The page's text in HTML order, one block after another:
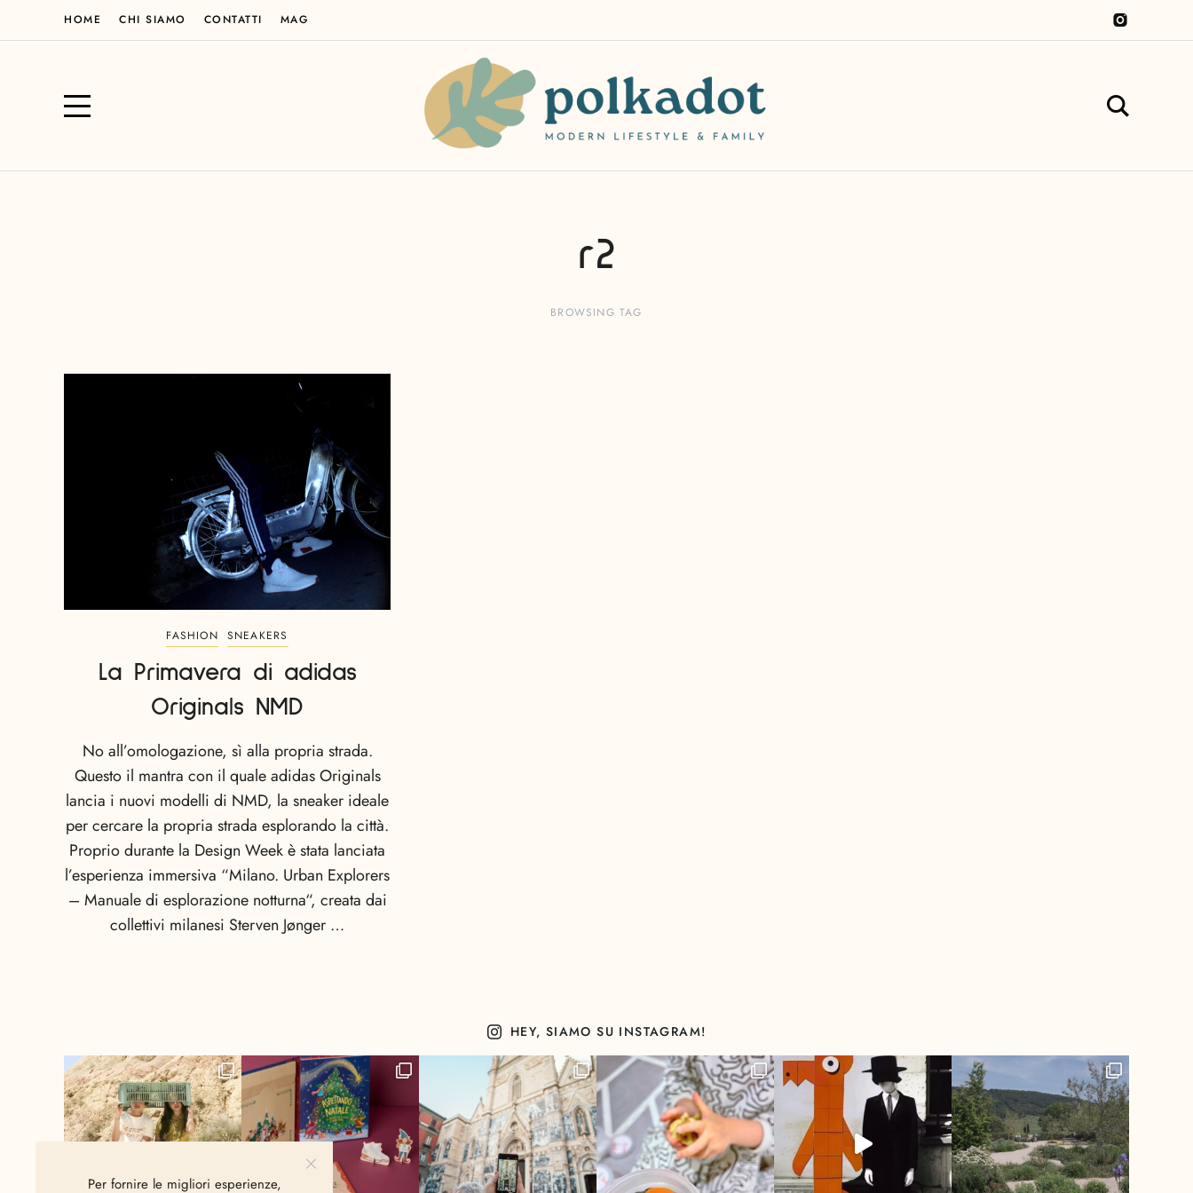
HOME CHI SIAMO CONTATTI MAG
r2
BROWSING TAG
FASHION SNEAKERS
La Primavera di adidas
Originals NMD
No all’omologazione, sì alla propria strada.
Questo il mantra con il quale adidas Originals
lancia i nuovi modelli di NMD, la sneaker ideale
per cercare la propria strada esplorando la città.
Proprio durante la Design Week è stata lanciata
l’esperienza immersiva “Milano. Urban Explorers
– Manuale di esplorazione notturna“, creata dai
collettivi milanesi Sterven Jønger …
HEY, SIAMO SU INSTAGRAM!
Per fornire le migliori esperienze,